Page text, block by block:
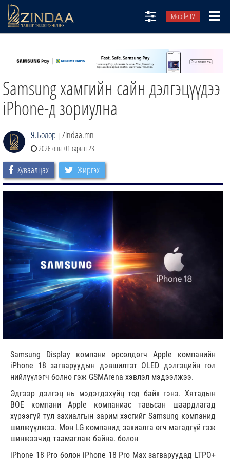
Mobile TV
ТВ8
ӨГЛӨӨНИЙ СОНИН
АУДИО ЗОХИОЛ
Samsung хамгийн сайн дэлгэцүүдээ
iPhone-д зориулна
Я.Болор | Zindaa.mn
2026 оны 01 сарын 23
Хуваалцах Жиргэх
Samsung Display компани өрсөлдөгч Apple компанийн
iPhone 18 загваруудын дэвшилтэт OLED дэлгэцийн гол
нийлүүлэгч болно гэж GSMArena хэвлэл мэдээлжээ.
Эдгээр дэлгэц нь мэдэгдэхүйц тод байх гэнэ. Хятадын
BOE компани Apple компаниас тавьсан шаардлагад
хүрээгүй тул захиалгын зарим хэсгийг Samsung компанид
шилжүүлжээ. Мөн LG компанид захиалга өгч магадгүй гэж
шинжээчид таамаглаж байна. болон
iPhone 18 Pro болон iPhone 18 Pro Max загваруудад LTPO+